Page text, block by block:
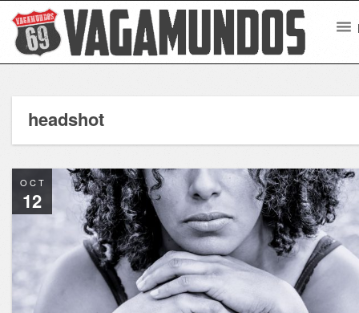
headshot
OCT
12